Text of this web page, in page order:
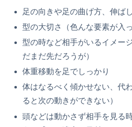
足の向きや足の曲げ方、伸ば
型の大切さ（色んな要素が入っ
型の時など相手がいるイメー
だまだ先だろうが）
体重移動を足でしっかり
体はなるべく傾かせない、代
ると次の動きができない）
頭などは動かさず相手を見る